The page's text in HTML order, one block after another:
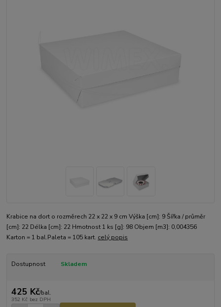
Krabice na dort o rozměrech 22 x 22 x 9 cm Výška [cm]: 9 Šířka / průměr
[cm]: 22 Délka [cm]: 22 Hmotnost 1 ks [g]: 98 Objem [m3]: 0,004356
Karton = 1 bal.Paleta = 105 kart. celý popis
Dostupnost Skladem
425 Kč/bal.
352 Kč bez DPH